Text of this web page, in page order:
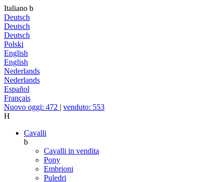
Italiano b
Deutsch
Deutsch
Deutsch
Polski
English
English
Nederlands
Nederlands
Español
Français
Nuovo oggi: 472 | venduto: 553
H
Cavalli
b
Cavalli in vendita
Pony
Embrioni
Puledri